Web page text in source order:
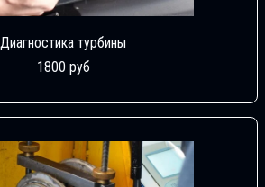
Диагностика турбины
1800 руб